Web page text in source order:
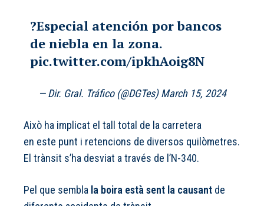
?Especial atención por bancos
de niebla en la zona.
pic.twitter.com/ipkhAoig8N
— Dir. Gral. Tráfico (@DGTes)March 15, 2024
Això ha implicat el tall total de la carretera
en este punt i retencions de diversos quilòmetres.
El trànsit s’ha desviat a través de l’N-340.
Pel que sembla la boira està sent la causant de